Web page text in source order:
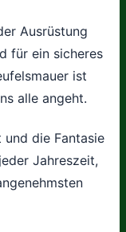
Ausrüstung
für ein sicheres
ist
alle angeht.
die Fantasie
Jahreszeit,